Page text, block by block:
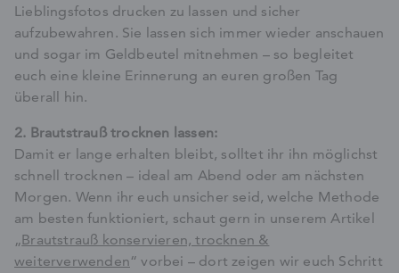
Lieblingsfotos drucken zu lassen und sicher
aufzubewahren. Sie lassen sich immer wieder anschauen
und sogar im Geldbeutel mitnehmen – so begleitet
euch eine kleine Erinnerung an euren großen Tag
überall hin.
2. Brautstrauß trocknen lassen:
Damit er lange erhalten bleibt, solltet ihr ihn möglichst
schnell trocknen – ideal am Abend oder am nächsten
Morgen. Wenn ihr euch unsicher seid, welche Methode
am besten funktioniert, schaut gern in unserem Artikel
„Brautstrauß konservieren, trocknen &
weiterverwenden“ vorbei – dort zeigen wir euch Schritt